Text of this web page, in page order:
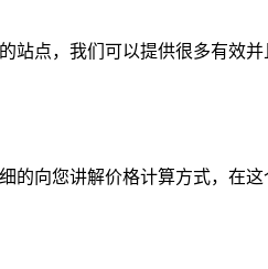
站点，我们可以提供很多有效
的向您讲解价格计算方式，在